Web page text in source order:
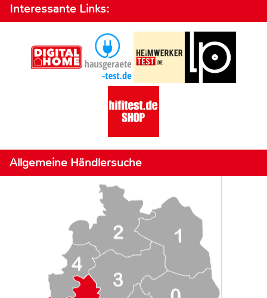
Interessante Links:
Allgemeine Händlersuche